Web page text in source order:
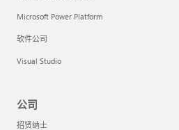
Microsoft Power Platform
软件公司
Visual Studio
公司
招贤纳士